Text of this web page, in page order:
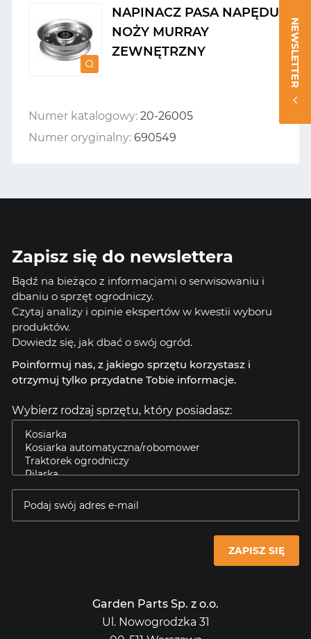
NAPINACZ PASA NAPĘDU
NOŻY MURRAY
ZEWNĘTRZNY
Numer katalogowy: 20-26005
Numer oryginalny: 690549
NEWSLETTER
Zapisz się do newslettera
Bądź na bieżąco z informacjami o serwisowaniu i
dbaniu o sprzęt ogrodniczy.
Czytaj analizy i opinie ekspertów w kwestii wyboru
produktów.
Dowiedz się, jak dbać o swój ogród.
Poinformuj nas, z jakiego sprzętu korzystasz i
otrzymuj tylko przydatne Tobie informacje.
Wybierz rodzaj sprzętu, który posiadasz:
ZAPISZ SIĘ
Garden Parts Sp. z o.o.
Ul. Nowogrodzka 31